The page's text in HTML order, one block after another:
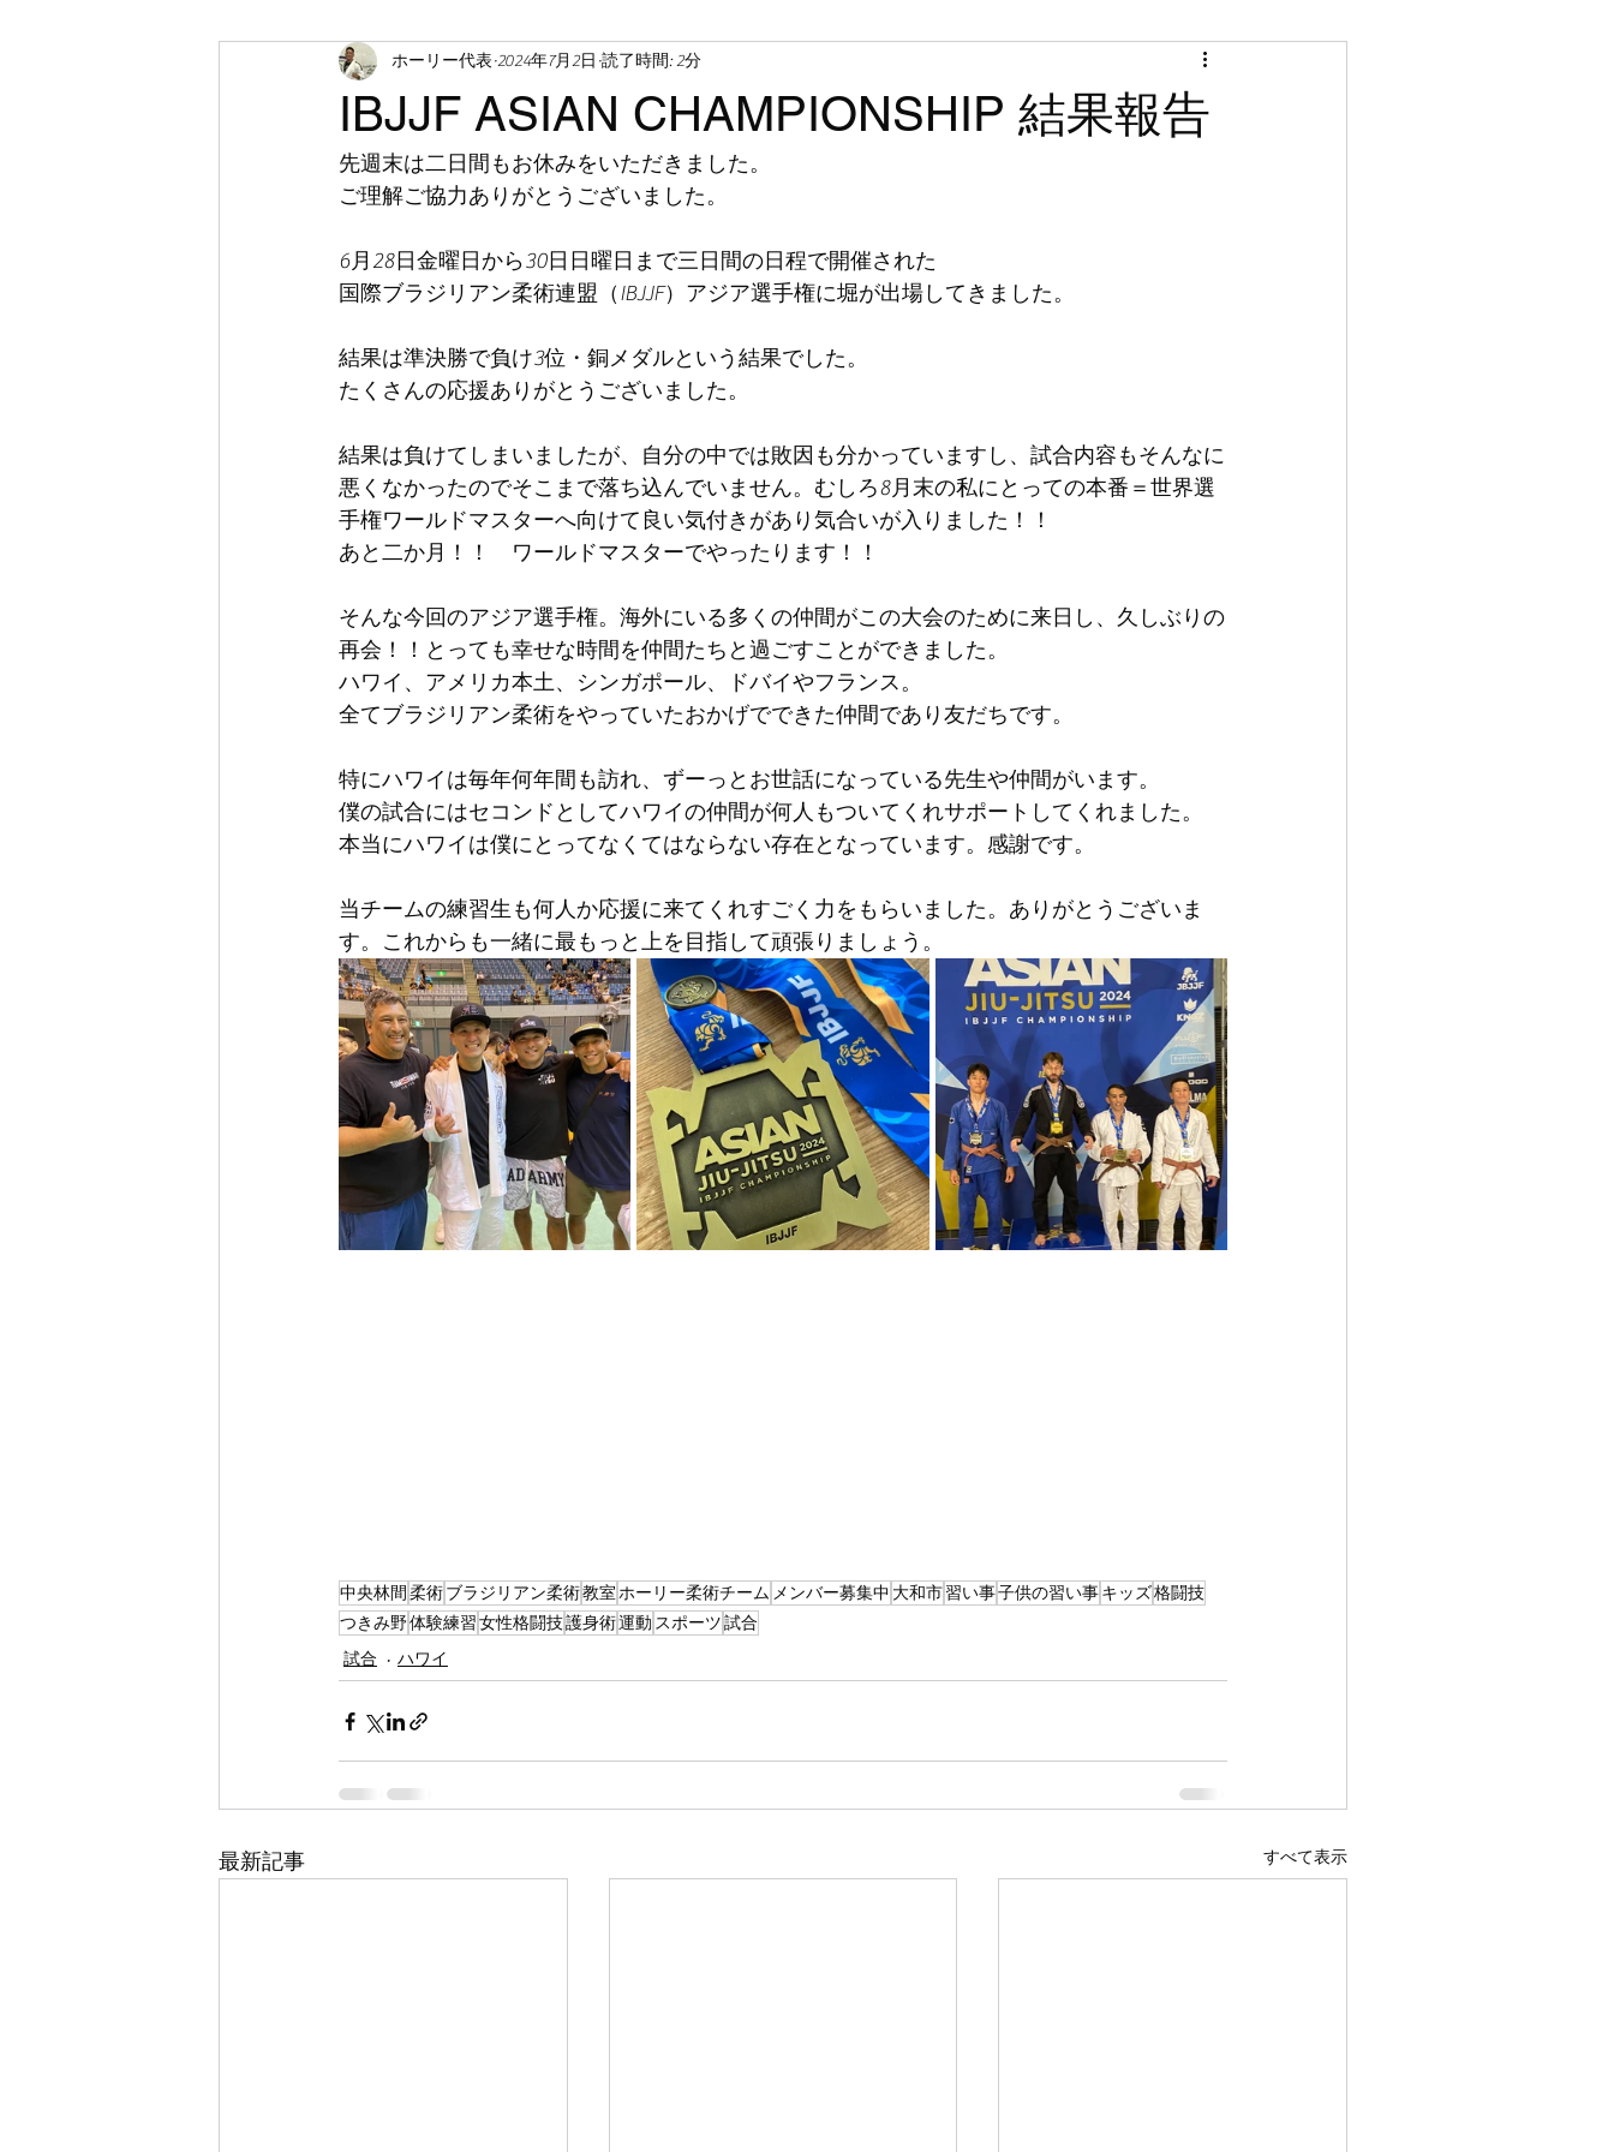
IBJJF ASIAN CHAMPIONSHIP 結果報告
ホーリー代表 2024年7月2日 読了時間: 2分
先週末は二日間もお休みをいただきました。
ご理解ご協力ありがとうございました。
6月28日金曜日から30日日曜日まで三日間の日程で開催された
国際ブラジリアン柔術連盟（IBJJF）アジア選手権に堀が出場してきました。
結果は準決勝で負け3位・銅メダルという結果でした。
たくさんの応援ありがとうございました。
結果は負けてしまいましたが、自分の中では敗因も分かっていますし、試合内容もそんなに
悪くなかったのでそこまで落ち込んでいません。むしろ8月末の私にとっての本番＝世界選
手権ワールドマスターへ向けて良い気付きがあり気合いが入りました！！
あと二か月！！　ワールドマスターでやったります！！
そんな今回のアジア選手権。海外にいる多くの仲間がこの大会のために来日し、久しぶりの
再会！！とっても幸せな時間を仲間たちと過ごすことができました。
ハワイ、アメリカ本土、シンガポール、ドバイやフランス。
全てブラジリアン柔術をやっていたおかげでできた仲間であり友だちです。
特にハワイは毎年何年間も訪れ、ずーっとお世話になっている先生や仲間がいます。
僕の試合にはセコンドとしてハワイの仲間が何人もついてくれサポートしてくれました。
本当にハワイは僕にとってなくてはならない存在となっています。感謝です。
当チームの練習生も何人か応援に来てくれすごく力をもらいました。ありがとうございま
す。これからも一緒に最もっと上を目指して頑張りましょう。
中央林間 柔術ブラジリアン柔術教室 ホーリー柔術チーム メンバー募集中 大和市習い事子供の習い事キッズ格闘技
つきみ野体験練習女性格闘技護身術運動 スポーツ試合
試合
ハワイ
最新記事 すべて表示